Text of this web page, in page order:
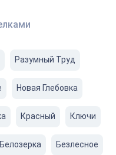
Разумный Труд
Новая Глебовка
Красный Ключи
Белозерка Безлесное